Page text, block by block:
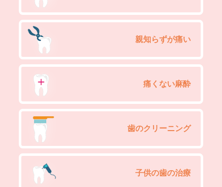
親知らずが痛い
痛くない麻酔
歯のクリーニング
子供の歯の治療